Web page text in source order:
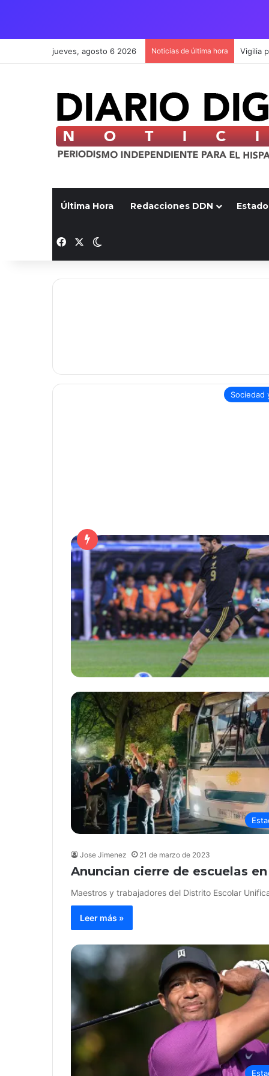
jueves, agosto 6 2026 Noticias de última hora
Última Hora Redacciones DDN
Facebook
Sociedad
Jose Jimenez 21 de marzo de 2023
Anuncian cierre de escuelas
Maestros y trabajadores del Distrito Escolar
Leer más »